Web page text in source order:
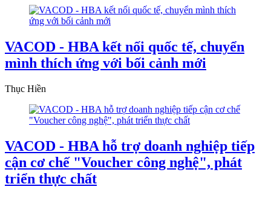
VACOD - HBA kết nối quốc tế, chuyển
mình thích ứng với bối cảnh mới
Thục Hiền
VACOD - HBA hỗ trợ doanh nghiệp tiếp
cận cơ chế "Voucher công nghệ", phát
triển thực chất